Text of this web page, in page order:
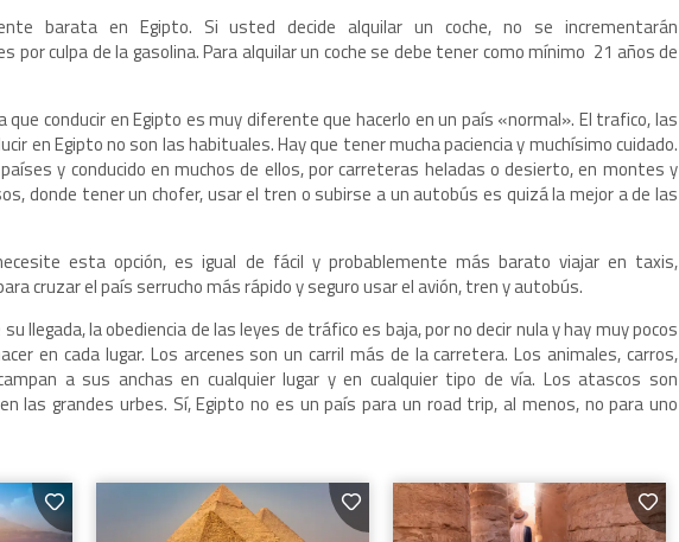
barata en Egipto. Si usted decide alquilar un coche, no se incrementarán
por culpa de la gasolina. Para alquilar un coche se debe tener como mínimo 21 años de
conducir en Egipto es muy diferente que hacerlo en un país «normal». El trafico, las
en Egipto no son las habituales. Hay que tener mucha paciencia y muchísimo cuidado.
y conducido en muchos de ellos, por carreteras heladas o desierto, en montes y
donde tener un chofer, usar el tren o subirse a un autobús es quizá la mejor a de las
esta opción, es igual de fácil y probablemente más barato viajar en taxis,
cruzar el país serrucho más rápido y seguro usar el avión, tren y autobús.
llegada, la obediencia de las leyes de tráfico es baja, por no decir nula y hay muy pocos
en cada lugar. Los arcenes son un carril más de la carretera. Los animales, carros,
a sus anchas en cualquier lugar y en cualquier tipo de vía. Los atascos son
las grandes urbes. Sí, Egipto no es un país para un road trip, al menos, no para uno